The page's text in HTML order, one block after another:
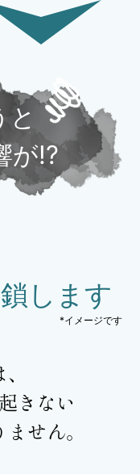
と
が!?
します
*イメージです
きない
せん。